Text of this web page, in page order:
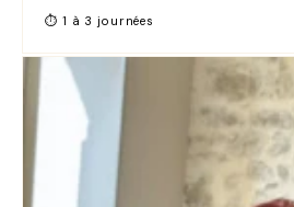
⏱ 1 à 3 journées